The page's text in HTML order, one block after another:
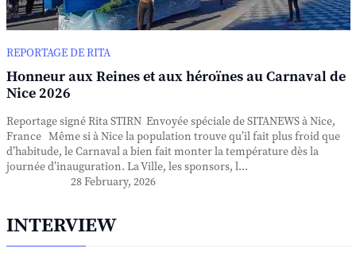
REPORTAGE DE RITA
Honneur aux Reines et aux héroïnes au Carnaval de
Nice 2026
Reportage signé Rita STIRN Envoyée spéciale de SITANEWS à Nice,
France Même si à Nice la population trouve qu’il fait plus froid que
d’habitude, le Carnaval a bien fait monter la température dès la
journée d’inauguration. La Ville, les sponsors, l...
28 February, 2026
INTERVIEW